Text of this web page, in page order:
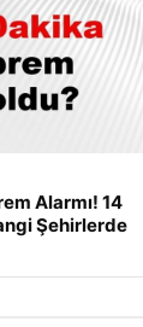
Alarmı! 14
Şehirlerde